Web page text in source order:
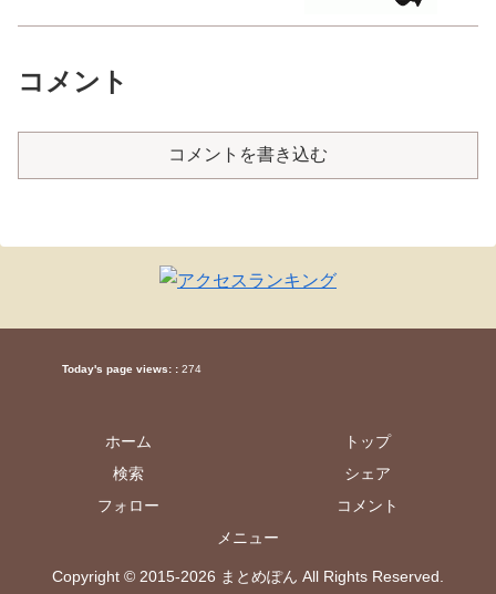
コメント
コメントを書き込む
Today's page views: : 274
ホーム
トップ
検索
シェア
フォロー
コメント
メニュー
Copyright © 2015-2026 まとめぽん All Rights Reserved.